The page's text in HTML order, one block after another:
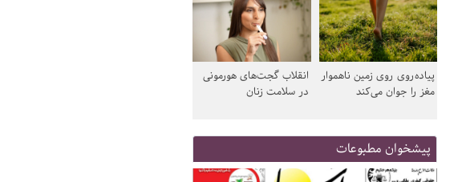
پیاده‌روی روی زمین ناهموار
مغز را جوان می‌کند
انقلاب گجت‌های هورمونی
در سلامت زنان
پیشخوان مطبوعات